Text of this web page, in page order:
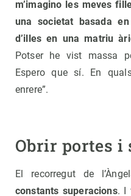
m’imagino les meves
una societat basada
d’illes en una matriu
Potser he vist massa
Espero que sí. En
enrere”.
Obrir portes i
El recorregut de
constants superacions. I